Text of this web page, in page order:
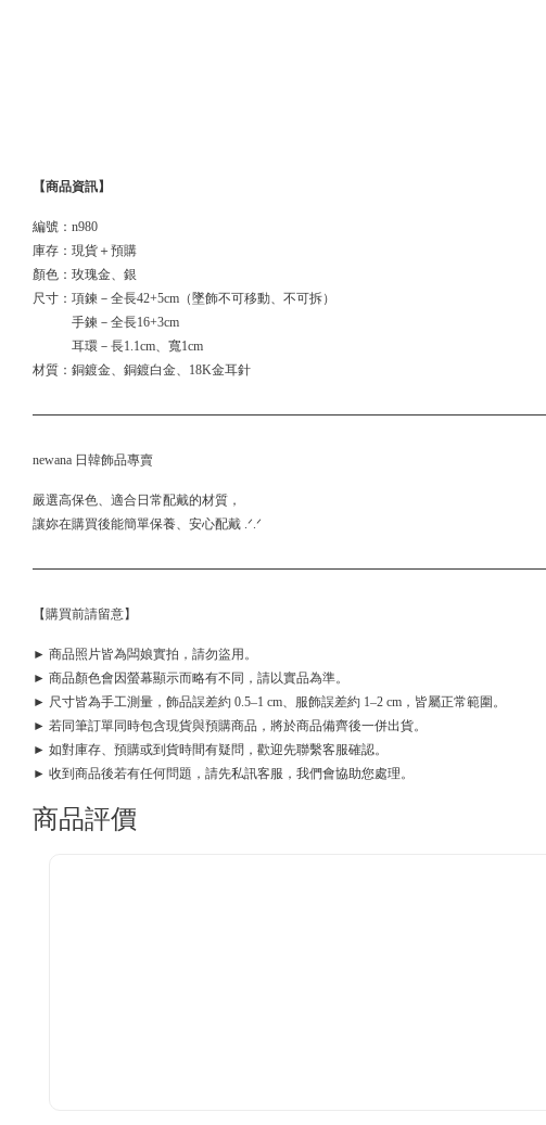
【商品資訊】
編號：n980
庫存：現貨＋預購
顏色：玫瑰金、銀
尺寸：項鍊－全長42+5cm（墜飾不可移動、不可拆）
手鍊－全長16+3cm
耳環－長1.1cm、寬1cm
材質：銅鍍金、銅鍍白金、18K金耳針
newana 日韓飾品專賣
嚴選高保色、適合日常配戴的材質，
讓妳在購買後能簡單保養、安心配戴 .ᐟ.ᐟ
【購買前請留意】
► 商品照片皆為闆娘實拍，請勿盜用。
► 商品顏色會因螢幕顯示而略有不同，請以實品為準。
► 尺寸皆為手工測量，飾品誤差約 0.5–1 cm、服飾誤差約 1–2 cm，皆屬正常範圍。
► 若同筆訂單同時包含現貨與預購商品，將於商品備齊後一併出貨。
► 如對庫存、預購或到貨時間有疑問，歡迎先聯繫客服確認。
► 收到商品後若有任何問題，請先私訊客服，我們會協助您處理。
商品評價